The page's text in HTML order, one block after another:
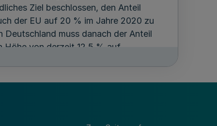
Ziel beschlossen, den Anteil
der EU auf 20 % im Jahre 2020 zu
muss danach der Anteil
Höhe von derzeit 12,5 % auf